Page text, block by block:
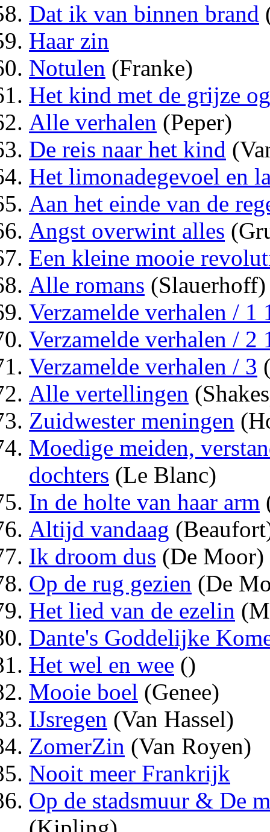
Dat ik van binnen brand
Haar zin
Notulen (Franke)
Het kind met de grijze
Alle verhalen (Peper)
De reis naar het kind
Het limonadegevoel en
Aan het einde van de
Angst overwint alles
Een kleine mooie
Alle romans (Slauerhoff)
Verzamelde verhalen / 1
Verzamelde verhalen / 2
Verzamelde verhalen / 3
Alle vertellingen
Zuidwester meningen
Moedige meiden,
dochters (Le Blanc)
In de holte van haar arm
Altijd vandaag
Ik droom dus (De Moor)
Op de rug gezien (De
Het lied van de ezelin
Dante's Goddelijke
Het wel en wee ()
Mooie boel (Genee)
IJsregen (Van Hassel)
ZomerZin (Van Royen)
Nooit meer Frankrijk
Op de stadsmuur & De